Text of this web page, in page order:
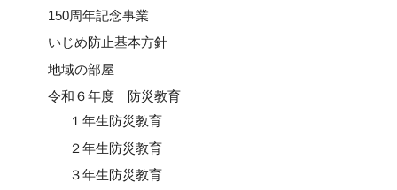
150周年記念事業
いじめ防止基本方針
地域の部屋
令和６年度 防災教育
１年生防災教育
２年生防災教育
３年生防災教育